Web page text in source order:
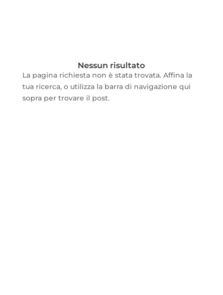
Nessun risultato
La pagina richiesta non è stata trovata. Affina la
tua ricerca, o utilizza la barra di navigazione qui
sopra per trovare il post.